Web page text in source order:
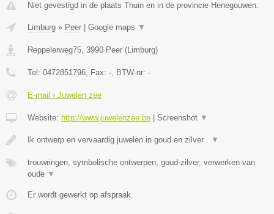
Niet gevestigd in de plaats Thuin en in de provincie Henegouwen.
Limburg » Peer Google maps ▼
Reppelerweg75, 3990 Peer (Limburg)
Tel: 0472851796, Fax: -, BTW-nr: -
E-mail › Juwelen zee
Website: http://www.juwelenzee.be Screenshot ▼
Ik ontwerp en vervaardig juwelen in goud en zilver . ▼
trouwringen, symbolische ontwerpen, goud-zilver, verwerken van
oude ▼
Er wordt gewerkt op afspraak.